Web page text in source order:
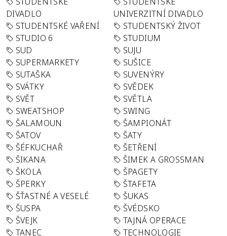
DIVADLO
UNIVERZITNÍ DIVADLO
STUDENTSKÉ VAŘENÍ
STUDENTSKÝ ŽIVOT
STUDIO 6
STUDIUM
SUD
SUJU
SUPERMARKETY
SUŠICE
SUTAŠKA
SUVENÝRY
SVÁTKY
SVĚDEK
SVĚT
SVĚTLA
SWEATSHOP
SWING
ŠALAMOUN
ŠAMPIONÁT
ŠATOV
ŠATY
ŠÉFKUCHAŘ
ŠETŘENÍ
ŠIKANA
ŠIMEK A GROSSMAN
ŠKOLA
ŠPAGETY
ŠPERKY
ŠTAFETA
ŠŤASTNÉ A VESELÉ
ŠUKAS
ŠUSPA
ŠVÉDSKO
ŠVEJK
TAJNÁ OPERACE
TANEC
TECHNOLOGIE